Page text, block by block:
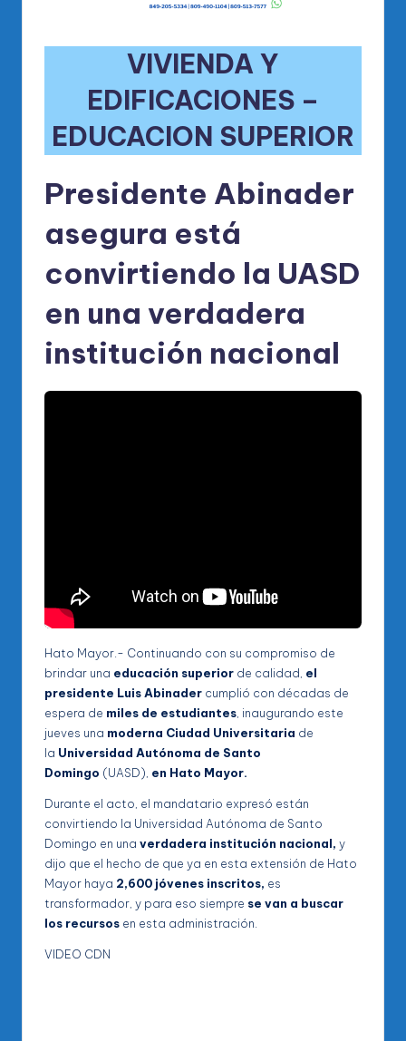
VIVIENDA Y
EDIFICACIONES –
EDUCACION SUPERIOR
Presidente Abinader
asegura está
convirtiendo la UASD
en una verdadera
institución nacional
Hato Mayor.- Continuando con su compromiso de
brindar una educación superior de calidad, el
presidente Luis Abinader cumplió con décadas de
espera de miles de estudiantes , inaugurando este
jueves una moderna Ciudad Universitaria de
la Universidad Autónoma de Santo
Domingo (UASD), en Hato Mayor.
Durante el acto, el mandatario expresó están
convirtiendo la Universidad Autónoma de Santo
Domingo en una verdadera institución nacional, y
dijo que el hecho de que ya en esta extensión de Hato
Mayor haya 2,600 jóvenes inscritos, es
transformador, y para eso siempre se van a buscar
los recursos en esta administración.
VIDEO CDN